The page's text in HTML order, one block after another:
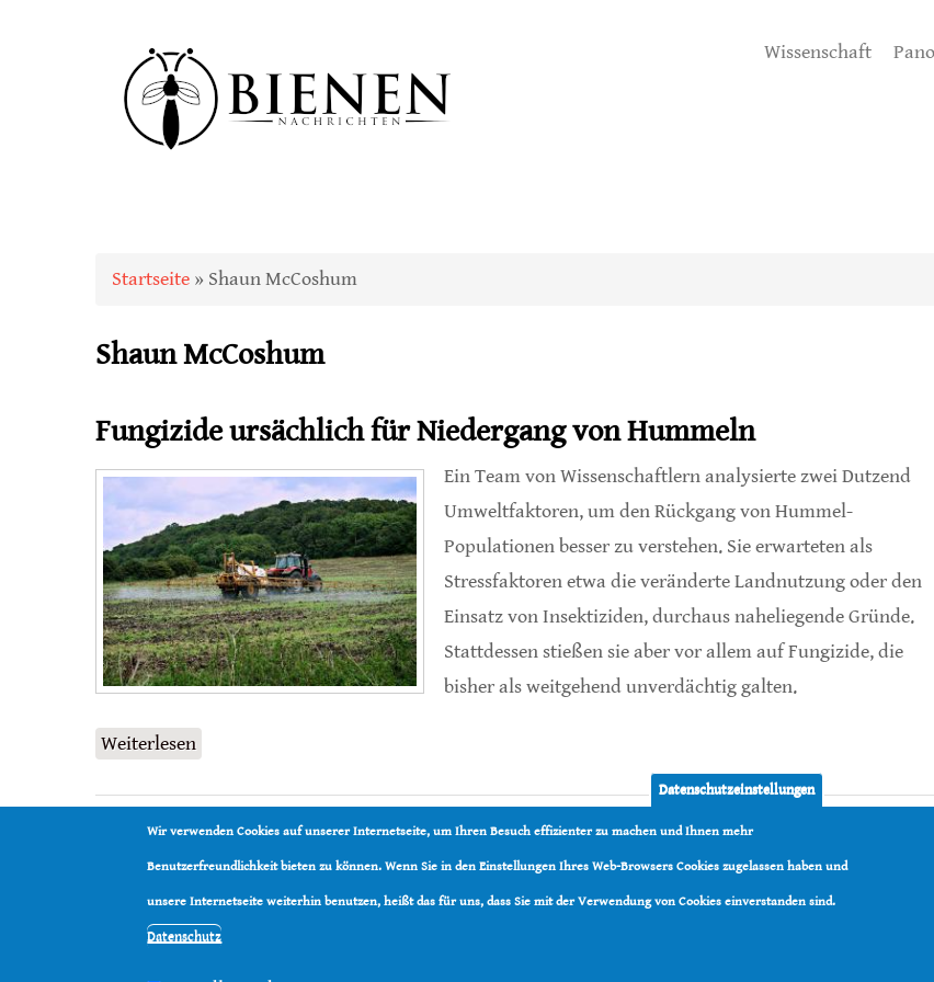
Wissenschaft
Sie sind hier
Startseite » Shaun McCoshum
Shaun McCoshum
Fungizide ursächlich für Niedergang von Hummeln
Ein Team von Wissenschaftlern analysierte zwei Dutzend
Umweltfaktoren, um den Rückgang von Hummel-
Populationen besser zu verstehen. Sie erwarteten als
Stressfaktoren etwa die veränderte Landnutzung oder den
Einsatz von Insektiziden, durchaus naheliegende Gründe.
Stattdessen stießen sie aber vor allem auf Fungizide, die
bisher als weitgehend unverdächtig galten.
Weiterlesen
Datenschutzeinstellungen
Wir verwenden Cookies auf unserer Internetseite, um Ihren Besuch effizienter zu machen und Ihnen mehr
Benutzerfreundlichkeit bieten zu können. Wenn Sie in den Einstellungen Ihres Web-Browsers Cookies zugelassen haben und
unsere Internetseite weiterhin benutzen, heißt das für uns, dass Sie mit der Verwendung von Cookies einverstanden sind.
Datenschutz